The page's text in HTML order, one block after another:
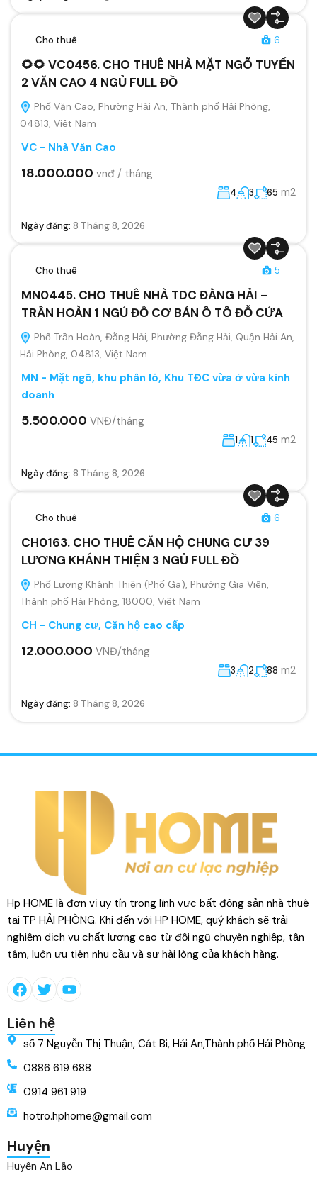
Cho thuê 6
🌻🌻 VC0456. CHO THUÊ NHÀ MẶT NGÕ TUYẾN
2 VĂN CAO 4 NGỦ FULL ĐỒ
Phố Văn Cao, Phường Hải An, Thành phố Hải Phòng,
04813, Việt Nam
VC - Nhà Văn Cao
18.000.000 vnđ / tháng
4 3 65 m2
Ngày đăng: 8 Tháng 8, 2026
Cho thuê 5
MN0445. CHO THUÊ NHÀ TDC ĐẰNG HẢI –
TRẦN HOÀN 1 NGỦ ĐỒ CƠ BẢN Ô TÔ ĐỖ CỬA
Phố Trần Hoàn, Đằng Hải, Phường Đằng Hải, Quận Hải An,
Hải Phòng, 04813, Việt Nam
MN - Mặt ngõ, khu phân lô, Khu TĐC vừa ở vừa kinh
doanh
5.500.000 VNĐ/tháng
1 1 45 m2
Ngày đăng: 8 Tháng 8, 2026
Cho thuê 6
CH0163. CHO THUÊ CĂN HỘ CHUNG CƯ 39
LƯƠNG KHÁNH THIỆN 3 NGỦ FULL ĐỒ
Phố Lương Khánh Thiện (Phố Ga), Phường Gia Viên,
Thành phố Hải Phòng, 18000, Việt Nam
CH - Chung cư, Căn hộ cao cấp
12.000.000 VNĐ/tháng
3 2 88 m2
Ngày đăng: 8 Tháng 8, 2026
Hp HOME là đơn vị uy tín trong lĩnh vực bất động sản nhà thuê
tại TP HẢI PHÒNG. Khi đến với HP HOME, quý khách sẽ trải
nghiệm dịch vụ chất lượng cao từ đội ngũ chuyên nghiệp, tận
tâm, luôn ưu tiên nhu cầu và sự hài lòng của khách hàng.
Liên hệ
số 7 Nguyễn Thị Thuận, Cát Bi, Hải An,Thành phố Hải Phòng
0886 619 688
0914 961 919
hotro.hphome@gmail.com
Huyện
Huyện An Lão